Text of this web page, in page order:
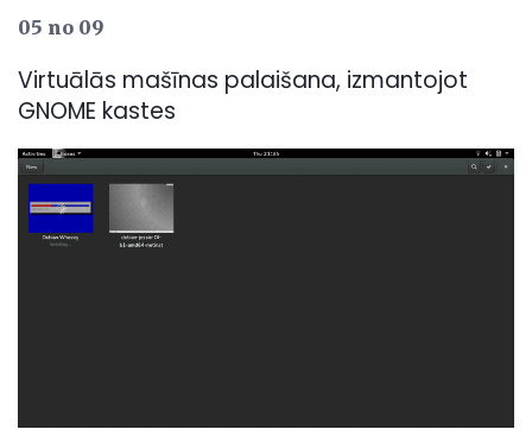
05 no 09
Virtuālās mašīnas palaišana, izmantojot
GNOME kastes